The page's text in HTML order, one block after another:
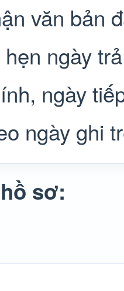
văn bản
hẹn ngày
ngày
ngày ghi
sơ: